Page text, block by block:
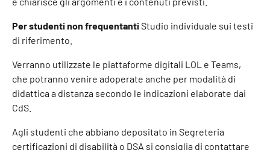
Per studenti non frequentantiStudio individuale sui testi
di riferimento.
Verranno utilizzate le piattaforme digitali LOL e Teams,
che potranno venire adoperate anche per modalità di
didattica a distanza secondo le indicazioni elaborate dai
CdS.
Agli studenti che abbiano depositato in Segreteria
certificazioni di disabilità o DSA si consiglia di contattare